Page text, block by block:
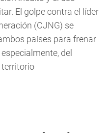
El golpe contra el líder
(CJNG) se
países para frenar
del